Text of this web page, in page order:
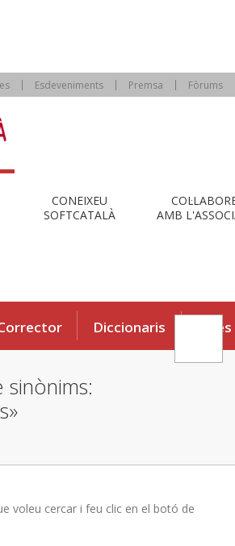
Esdeveniments Premsa Fòrums
CONEIXEU
SOFTCATALÀ
AMB
Diccionaris Eines
sinònims:
voleu cercar i feu clic en el botó de